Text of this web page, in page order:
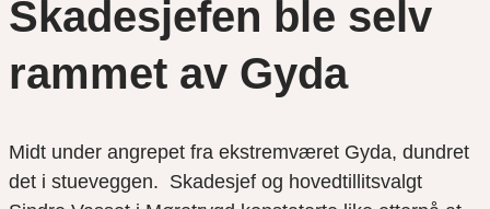
Skadesjefen ble selv
rammet av Gyda
Midt under angrepet fra ekstremværet Gyda, dundret
det i stueveggen. Skadesjef og hovedtillitsvalgt